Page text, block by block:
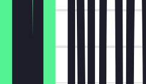
90 Tage